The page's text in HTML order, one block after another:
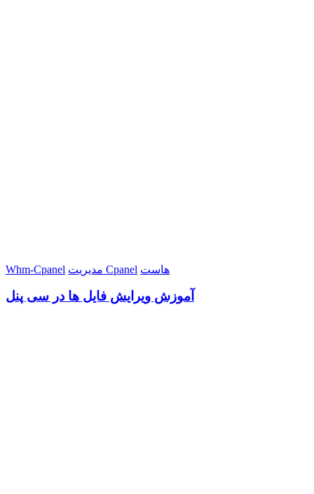
Whm-Cpanel مدیریت Cpanel هاست
آموزش ویرایش فایل ها در سی پنل